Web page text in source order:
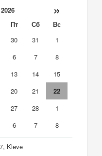
»
Пт Сб
Вс
30 31
1
6 7
8
13 14
15
20 21
22
27 28
1
6 7 8
Kleve